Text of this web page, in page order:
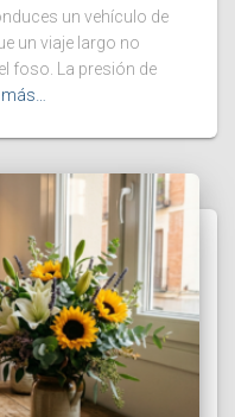
un vehículo de
un viaje largo no
foso. La presión de
más…